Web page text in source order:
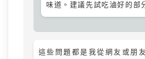
味道。建議先試吃滷好的部
這些問題都是我從網友或朋